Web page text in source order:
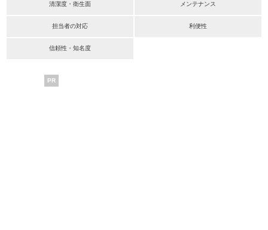
清潔度・衛生面 メンテナンス
担当者の対応 利便性
信頼性・知名度
PR